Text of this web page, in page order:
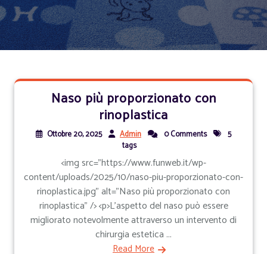
Naso più proporzionato con
rinoplastica
Ottobre 20, 2025 Admin 0 Comments
5
tags
<img src="https://www.funweb.it/wp-
content/uploads/2025/10/naso-piu-proporzionato-con-
rinoplastica.jpg" alt="Naso più proporzionato con
rinoplastica" /> <p>L'aspetto del naso può essere
migliorato notevolmente attraverso un intervento di
chirurgia estetica ...
Read More